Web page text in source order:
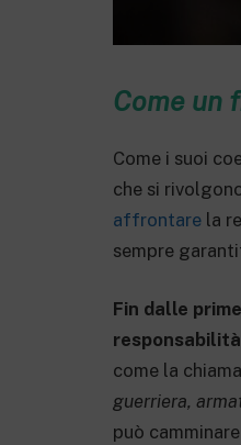
Come un
Come i suoi
che si
affrontare la
sempre
Fin dalle
come la
guerriera,
può